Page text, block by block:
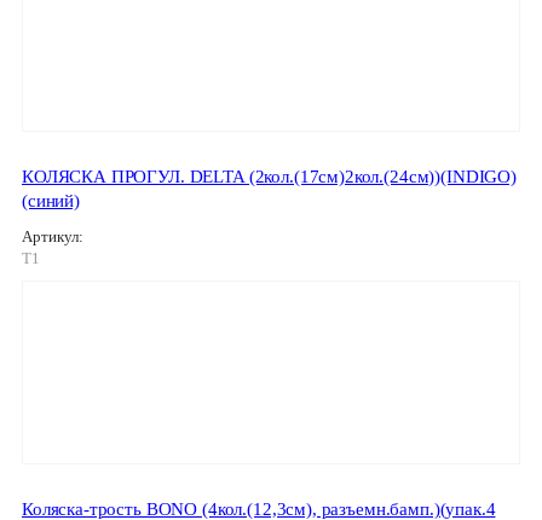
КОЛЯСКА ПРОГУЛ. DELTA (2кол.(17см)2кол.(24см))(INDIGO)
(синий)
Артикул:
T1
Коляска-трость BONO (4кол.(12,3см), разъемн.бамп.)(упак.4